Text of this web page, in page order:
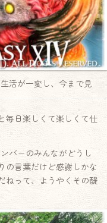
活が一変し、今まで見
毎日楽しくて楽しくて仕
バーのみんながどうし
の言葉だけど感謝しかな
ねって、ようやくその醍